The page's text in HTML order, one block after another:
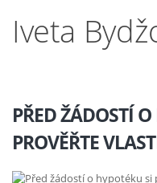
Iveta
PŘED ŽÁDOSTÍ
PROVĚŘTE